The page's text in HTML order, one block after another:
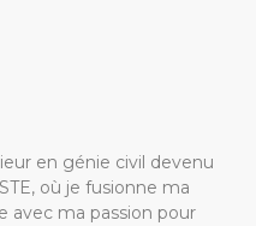
en génie civil devenu
où je fusionne ma
avec ma passion pour